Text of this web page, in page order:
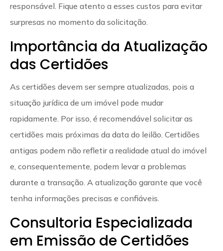
responsável. Fique atento a esses custos para evitar
surpresas no momento da solicitação.
Importância da Atualização
das Certidões
As certidões devem ser sempre atualizadas, pois a
situação jurídica de um imóvel pode mudar
rapidamente. Por isso, é recomendável solicitar as
certidões mais próximas da data do leilão. Certidões
antigas podem não refletir a realidade atual do imóvel
e, consequentemente, podem levar a problemas
durante a transação. A atualização garante que você
tenha informações precisas e confiáveis.
Consultoria Especializada
em Emissão de Certidões